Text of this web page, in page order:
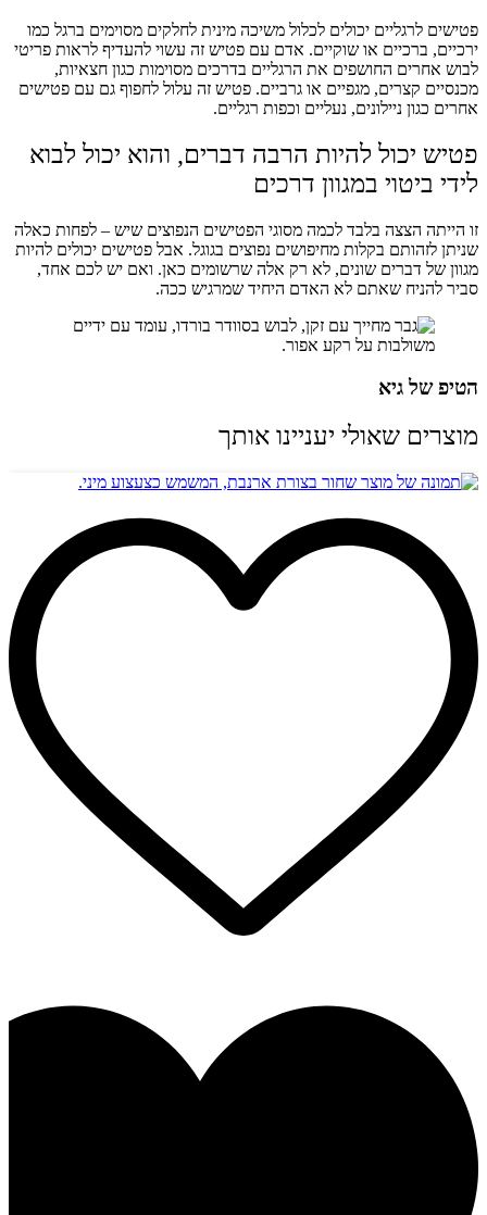
פטישים לרגליים יכולים לכלול משיכה מינית לחלקים מסוימים ברגל כמו
ירכיים, ברכיים או שוקיים. אדם עם פטיש זה עשוי להעדיף לראות פריטי
לבוש אחרים החושפים את הרגליים בדרכים מסוימות כגון חצאיות,
מכנסיים קצרים, מגפיים או גרביים. פטיש זה עלול לחפוף גם עם פטישים
אחרים כגון ניילונים, נעליים וכפות רגליים.
פטיש יכול להיות הרבה דברים, והוא יכול לבוא
לידי ביטוי במגוון דרכים
זו הייתה הצצה בלבד לכמה מסוגי הפטישים הנפוצים שיש – לפחות כאלה
שניתן לזהותם בקלות מחיפושים נפוצים בגוגל. אבל פטישים יכולים להיות
מגוון של דברים שונים, לא רק אלה שרשומים כאן. ואם יש לכם אחד,
סביר להניח שאתם לא האדם היחיד שמרגיש ככה.
הטיפ של גיא
מוצרים שאולי יעניינו אותך